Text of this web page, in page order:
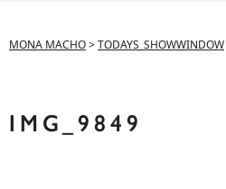
MONA MACHO>TODAYS_SHOWWINDOW
IMG_9849